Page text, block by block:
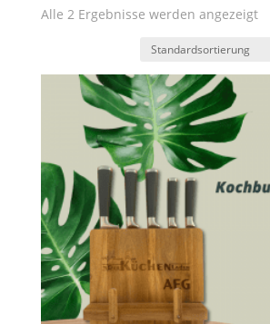
Alle 2 Ergebnisse werden angezeigt